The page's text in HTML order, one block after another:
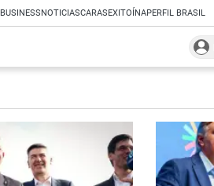
BUSINESSNOTICIASCARASEXITOÍNAPERFIL BRASIL